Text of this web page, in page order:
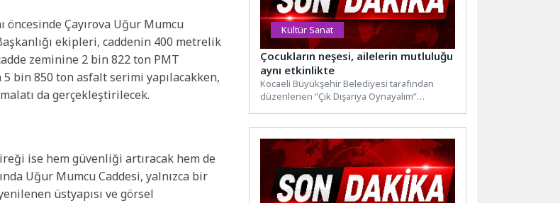
Çayırova Uğur Mumcu
ekipleri, caddenin 400 metrelik
zeminine 2 bin 822 ton PMT
bin 850 ton asfalt serimi yapılacakken,
da gerçekleştirilecek.
ise hem güvenliği artıracak hem de
Uğur Mumcu Caddesi, yalnızca bir
üstyapısı ve görsel
Kültür Sanat
Çocukların neşesi, ailelerin mutluluğu
aynı etkinlikte
Kocaeli Büyükşehir Belediyesi tarafından
düzenlenen “Çık Dışarıya Oynayalım”